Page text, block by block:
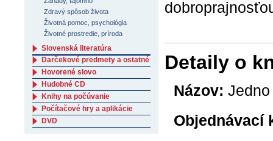
Detaily o
Názov:
Objednávací
Zdravý spôsob života
Životná pomoc, psychológia
Životné prostredie, príroda
Slovenská literatúra
Darčekové predmety a ostatné
Hovorené slovo
Hudobné CD
Knihy na počúvanie
Počítačové hry a aplikácie
DVD